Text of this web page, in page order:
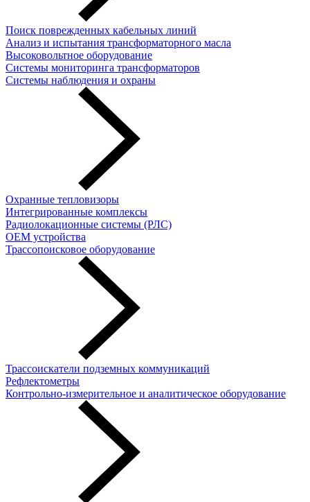
Поиск поврежденных кабельных линий
Анализ и испытания трансформаторного масла
Высоковольтное оборудование
Системы мониторинга трансформаторов
Системы наблюдения и охраны
Охранные тепловизоры
Интегрированные комплексы
Радиолокационные системы (РЛС)
OEM устройства
Трассопоисковое оборудование
Трассоискатели подземных коммуникаций
Рефлектометры
Контрольно-измерительное и аналитическое оборудование